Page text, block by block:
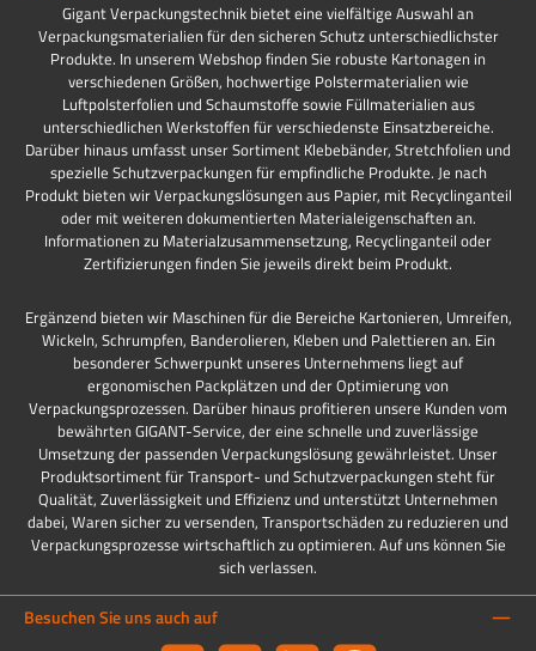
Gigant Verpackungstechnik bietet eine vielfältige Auswahl an
Verpackungsmaterialien für den sicheren Schutz unterschiedlichster
Produkte. In unserem Webshop finden Sie robuste Kartonagen in
verschiedenen Größen, hochwertige Polstermaterialien wie
Luftpolsterfolien und Schaumstoffe sowie Füllmaterialien aus
unterschiedlichen Werkstoffen für verschiedenste Einsatzbereiche.
Darüber hinaus umfasst unser Sortiment Klebebänder, Stretchfolien und
spezielle Schutzverpackungen für empfindliche Produkte. Je nach
Produkt bieten wir Verpackungslösungen aus Papier, mit Recyclinganteil
oder mit weiteren dokumentierten Materialeigenschaften an.
Informationen zu Materialzusammensetzung, Recyclinganteil oder
Zertifizierungen finden Sie jeweils direkt beim Produkt.
Ergänzend bieten wir Maschinen für die Bereiche Kartonieren, Umreifen,
Wickeln, Schrumpfen, Banderolieren, Kleben und Palettieren an. Ein
besonderer Schwerpunkt unseres Unternehmens liegt auf
ergonomischen Packplätzen und der Optimierung von
Verpackungsprozessen. Darüber hinaus profitieren unsere Kunden vom
bewährten GIGANT-Service, der eine schnelle und zuverlässige
Umsetzung der passenden Verpackungslösung gewährleistet. Unser
Produktsortiment für Transport- und Schutzverpackungen steht für
Qualität, Zuverlässigkeit und Effizienz und unterstützt Unternehmen
dabei, Waren sicher zu versenden, Transportschäden zu reduzieren und
Verpackungsprozesse wirtschaftlich zu optimieren. Auf uns können Sie
sich verlassen.
Besuchen Sie uns auch auf